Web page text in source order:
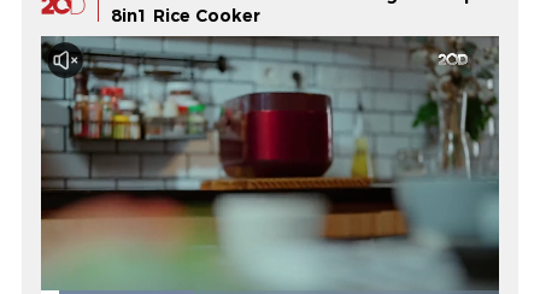
8in1 Rice Cooker